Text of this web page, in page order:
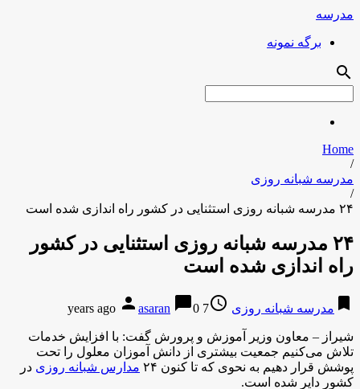
مدرسه
برگه نمونه
search
Home
/
مدرسه شبانه روزی
/
۲۴ مدرسه شبانه روزی استثنایی در کشور راه اندازی شده است
۲۴ مدرسه شبانه روزی استثنایی در کشور
راه اندازی شده است
bookmark مدرسه شبانه روزی access_time
7 years ago
person asaran chat_bubble0
شیراز – معاون وزیر آموزش و پرورش گفت: با افزایش خدمات
تلاش می‌کنیم جمعیت بیشتری از دانش آموزان معلول را تحت
پوشش قرار دهیم به نحوی که تا کنون ۲۴
مدارس شبانه روزی در
کشور دایر شده است.